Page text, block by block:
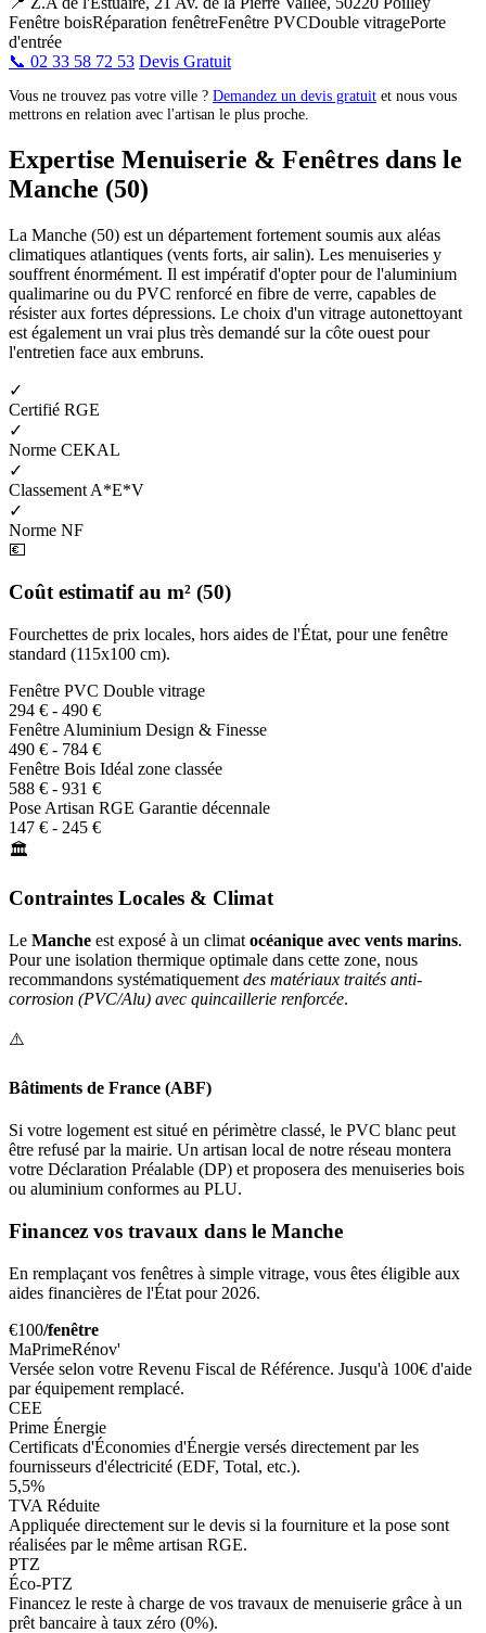
Fenêtre boisRéparation fenêtreFenêtre PVCDouble vitragePorte
d'entrée
📞 02 33 58 72 53 Devis Gratuit
Vous ne trouvez pas votre ville ? Demandez un devis gratuit et nous vous
mettrons en relation avec l'artisan le plus proche.
Expertise Menuiserie & Fenêtres dans le
Manche (50)
La Manche (50) est un département fortement soumis aux aléas
climatiques atlantiques (vents forts, air salin). Les menuiseries y
souffrent énormément. Il est impératif d'opter pour de l'aluminium
qualimarine ou du PVC renforcé en fibre de verre, capables de
résister aux fortes dépressions. Le choix d'un vitrage autonettoyant
est également un vrai plus très demandé sur la côte ouest pour
l'entretien face aux embruns.
✓
Certifié RGE
✓
Norme CEKAL
✓
Classement A*E*V
✓
Norme NF
💶
Coût estimatif au m² (50)
Fourchettes de prix locales, hors aides de l'État, pour une fenêtre
standard (115x100 cm).
Fenêtre PVC Double vitrage
294 € - 490 €
Fenêtre Aluminium Design & Finesse
490 € - 784 €
Fenêtre Bois Idéal zone classée
588 € - 931 €
Pose Artisan RGE Garantie décennale
147 € - 245 €
🏛️
Contraintes Locales & Climat
Le Manche est exposé à un climat océanique avec vents marins.
Pour une isolation thermique optimale dans cette zone, nous
recommandons systématiquement des matériaux traités anti-
corrosion (PVC/Alu) avec quincaillerie renforcée.
⚠️
Bâtiments de France (ABF)
Si votre logement est situé en périmètre classé, le PVC blanc peut
être refusé par la mairie. Un artisan local de notre réseau montera
votre Déclaration Préalable (DP) et proposera des menuiseries bois
ou aluminium conformes au PLU.
Financez vos travaux dans le Manche
En remplaçant vos fenêtres à simple vitrage, vous êtes éligible aux
aides financières de l'État pour 2026.
€100/fenêtre
MaPrimeRénov'
Versée selon votre Revenu Fiscal de Référence. Jusqu'à 100€ d'aide
par équipement remplacé.
CEE
Prime Énergie
Certificats d'Économies d'Énergie versés directement par les
fournisseurs d'électricité (EDF, Total, etc.).
5,5%
TVA Réduite
Appliquée directement sur le devis si la fourniture et la pose sont
réalisées par le même artisan RGE.
PTZ
Éco-PTZ
Financez le reste à charge de vos travaux de menuiserie grâce à un
prêt bancaire à taux zéro (0%).